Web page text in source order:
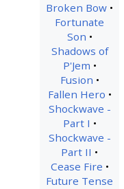
Broken Bow
Fortunate
Son
Shadows of
P'Jem
Fusion
Fallen Hero
Shockwave -
Part I
Shockwave -
Part II
Cease Fire
Future Tense